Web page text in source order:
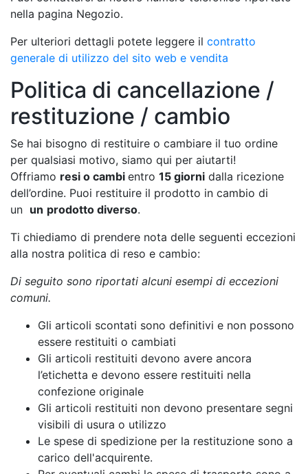
nella pagina Negozio.
Per ulteriori dettagli potete leggere il contratto
generale di utilizzo del sito web e vendita
Politica di cancellazione /
restituzione / cambio
Se hai bisogno di restituire o cambiare il tuo ordine
per qualsiasi motivo, siamo qui per aiutarti!
Offriamo resi o cambi entro 15 giorni dalla ricezione
dell’ordine. Puoi restituire il prodotto in cambio di
un un prodotto diverso.
Ti chiediamo di prendere nota delle seguenti eccezioni
alla nostra politica di reso e cambio:
Di seguito sono riportati alcuni esempi di eccezioni
comuni.
Gli articoli scontati sono definitivi e non possono
essere restituiti o cambiati
Gli articoli restituiti devono avere ancora
l’etichetta e devono essere restituiti nella
confezione originale
Gli articoli restituiti non devono presentare segni
visibili di usura o utilizzo
Le spese di spedizione per la restituzione sono a
carico dell'acquirente.